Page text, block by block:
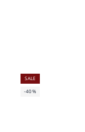
SALE
-40%